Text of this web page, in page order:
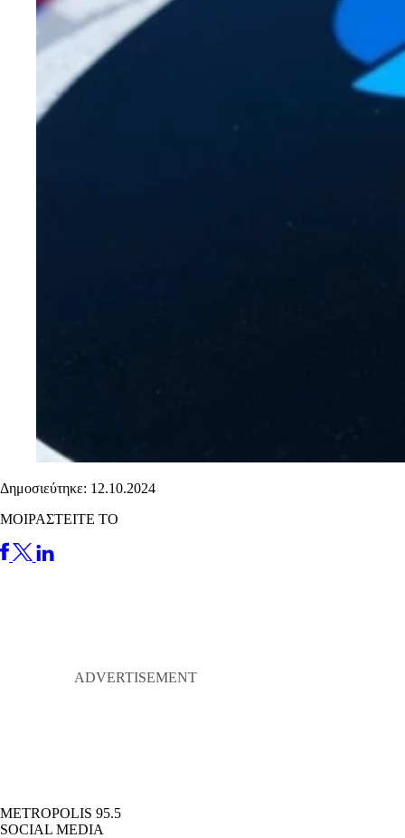
Δημοσιεύτηκε: 12.10.2024
ΜΟΙΡΑΣΤΕΙΤΕ ΤΟ
METROPOLIS 95.5
SOCIAL MEDIA